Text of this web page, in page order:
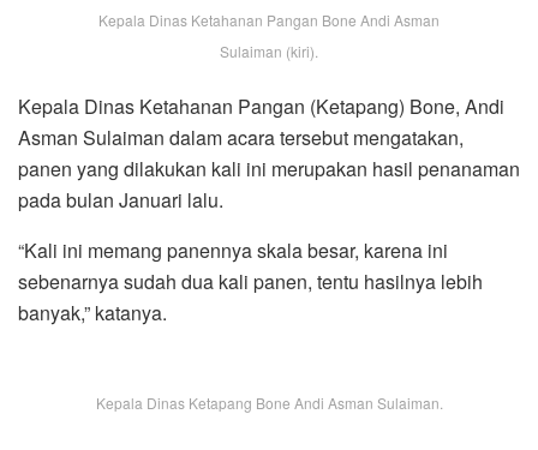
Kepala Dinas Ketahanan Pangan Bone Andi Asman
Sulaiman (kiri).
Kepala Dinas Ketahanan Pangan (Ketapang) Bone, Andi
Asman Sulaiman dalam acara tersebut mengatakan,
panen yang dilakukan kali ini merupakan hasil penanaman
pada bulan Januari lalu.
“Kali ini memang panennya skala besar, karena ini
sebenarnya sudah dua kali panen, tentu hasilnya lebih
banyak,” katanya.
Kepala Dinas Ketapang Bone Andi Asman Sulaiman.